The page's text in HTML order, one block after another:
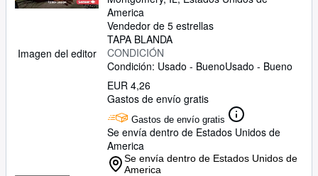
Imagen del editor
America
Vendedor de 5 estrellas
TAPA BLANDA
CONDICIÓN
Condición: Usado - BuenoUsado - Bueno
EUR 4,26
Gastos de envío gratis
Gastos de envío gratis
Se envía dentro de Estados Unidos de
America
Se envía dentro de Estados Unidos de
America